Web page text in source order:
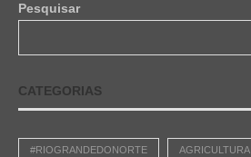
Pesquisar
CATEGORIAS
#RIOGRANDEDONORTE AGRICULTURA